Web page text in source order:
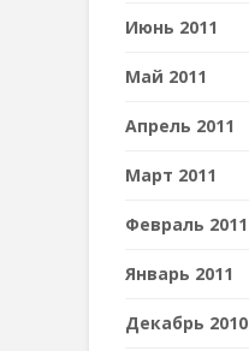
Июнь 2011
Май 2011
Апрель 2011
Март 2011
Февраль 2011
Январь 2011
Декабрь 2010